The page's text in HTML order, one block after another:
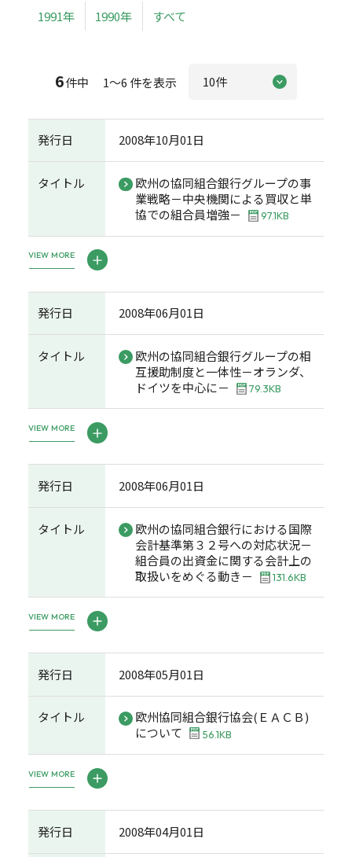
1991年 1990年 すべて
6件中 1～6 件を表示
発行日 2008年10月01日
タイトル
欧州の協同組合銀行グループの事
業戦略－中央機関による買収と単
協での組合員増強－
97.1KB
VIEW MORE
発行日 2008年06月01日
タイトル
欧州の協同組合銀行グループの相
互援助制度と一体性－オランダ、
ドイツを中心に－
79.3KB
VIEW MORE
発行日 2008年06月01日
タイトル
欧州の協同組合銀行における国際
会計基準第３２号への対応状況－
組合員の出資金に関する会計上の
取扱いをめぐる動き－
131.6KB
VIEW MORE
発行日 2008年05月01日
タイトル
欧州協同組合銀行協会(ＥＡＣＢ)
について
56.1KB
VIEW MORE
発行日 2008年04月01日